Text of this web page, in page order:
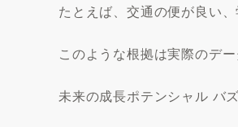
たとえば、交通の便が良い
このような根拠は実際のデ
未来の成長ポテンシャル バ